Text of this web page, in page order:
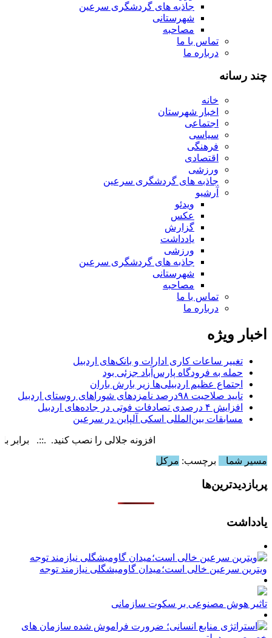
جاذبه های گردشگری سرعین
شهرستانی
مصاحبه
تماس با ما
درباره ما
چند رسانه
خانه
اخبار شهرستان
اجتماعی
سیاسی
فرهنگی
اقتصادی
ورزشی
جاذبه های گردشگری سرعین
آرشیو
ویدئو
عکس
گزارش
یادداشت
ورزشی
جاذبه های گردشگری سرعین
شهرستانی
مصاحبه
تماس با ما
درباره ما
اخبار ویژه
تغییر ساعات کاری ادارات و بانک‌های اردبیل
حمله به فرودگاه پارس‌‌آباد جزئی بود
اجتماع عظیم اردبیلی‌ها زیر بارش باران
تایید صلاحیت ۹۸درصد نامزدهای شوراهای روستای اردبیل
افزایش ۴ درصدی تصادفات فوتی در جاده‌های اردبیل
مسابقات بین‌المللی اسکی آلپاین در سرعین
افزونه جلالی را نصب کنید. .::. برابر با : Thursday, 6 August , 2026
مسیر شما
برچسب: مرکل
پربازدیدترین‌ها
یادداشت
ویترین سرعین خالی است؛میدان گاومیشگلی نیازمند توجه
تاثیر هوش مصنوعی بر سکوت سازمانی